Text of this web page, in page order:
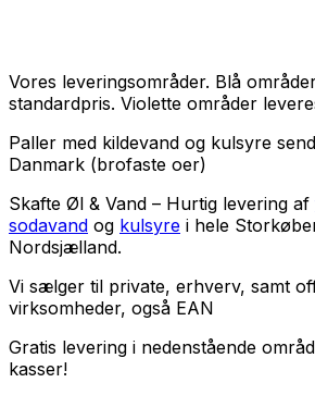
Vores leveringsområder. Blå
standardpris. Violette områder
Paller med kildevand og kulsyre
Danmark (brofaste oer)
Skafte Øl & Vand – Hurtig levering af
sodavand og kulsyre i hele
Nordsjælland.
Vi sælger til private, erhverv, samt
virksomheder, også EAN
Gratis levering i nedenstående
kasser!